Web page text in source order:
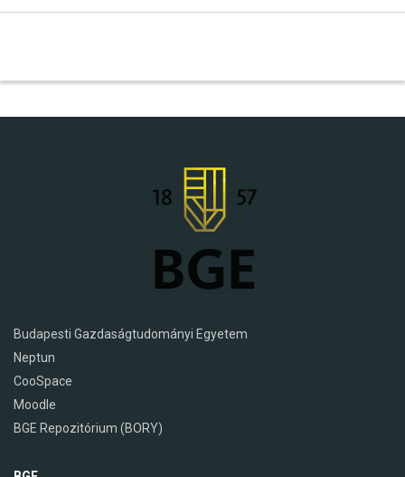
Budapesti Gazdaságtudományi Egyetem
Neptun
CooSpace
Moodle
BGE Repozitórium (BORY)